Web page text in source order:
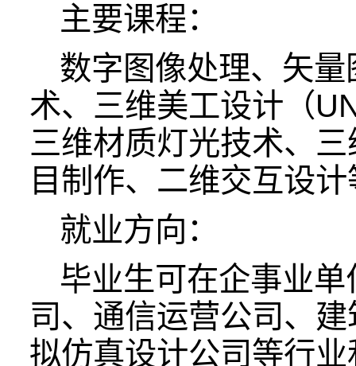
主要课程：
数字图像处理、矢
术、三维美工设计（
三维材质灯光技术、
目制作、二维交互设
就业方向：
毕业生可在企事业
司、通信运营公司、
拟仿真设计公司等行